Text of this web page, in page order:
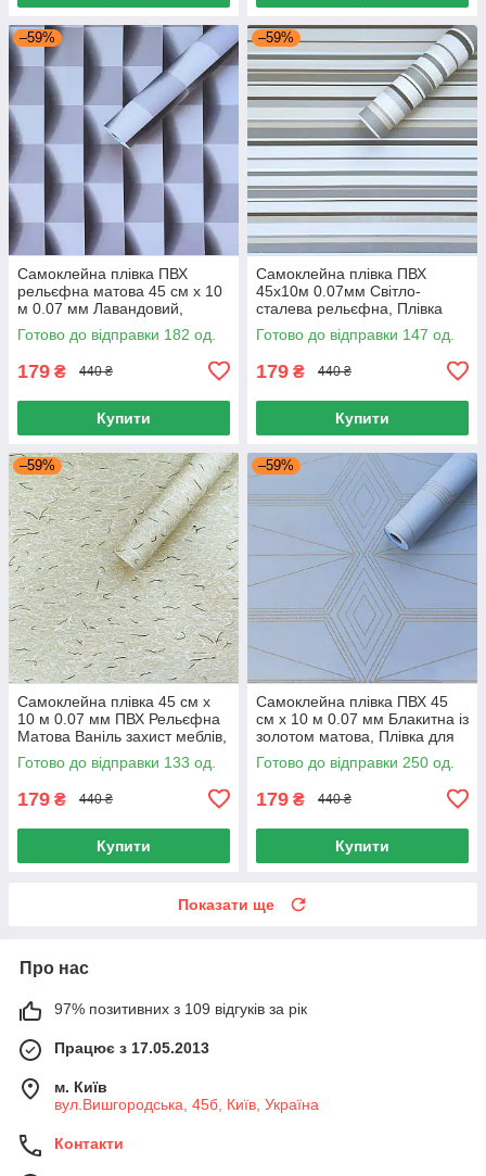
–59%
Самоклейна плівка ПВХ
рельєфна матова 45 см х 10
м 0.07 мм Лавандовий,
Плівка для меблів 45 смх 10
м самоклейка
Готово до відправки 182 од.
179 ₴ 440 ₴
Купити
–59%
Самоклейна плівка ПВХ
45х10м 0.07мм Світло-
сталева рельєфна, Плівка
для меблів і дверей 45х10м
Готово до відправки 147 од.
179 ₴ 440 ₴
Купити
–59%
Самоклейна плівка 45 см х
10 м 0.07 мм ПВХ Рельєфна
Матова Ваніль захист меблів,
Плівка для меблів 45 см 10 м
Готово до відправки 133 од.
179 ₴ 440 ₴
Купити
–59%
Самоклейна плівка ПВХ 45
см х 10 м 0.07 мм Блакитна із
золотом матова, Плівка для
меблів рулон 45 смх10м ПВХ
Готово до відправки 250 од.
179 ₴ 440 ₴
Купити
Показати ще
Про нас
97% позитивних з 109 відгуків за рік
Працює з 17.05.2013
м. Київ
вул.Вишгородська, 45б, Київ, Україна
Контакти